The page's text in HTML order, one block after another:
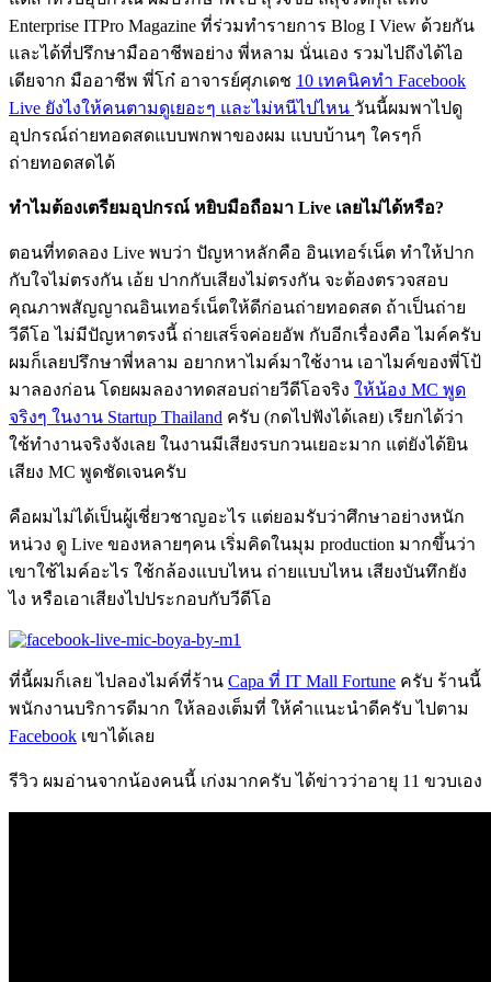
Enterprise ITPro Magazine ที่ร่วมทำรายการ Blog I View ด้วยกัน
และได้ที่ปรึกษามืออาชีพอย่าง พี่หลาม นั่นเอง รวมไปถึงได้ไอ
เดียจาก มืออาชีพ พี่โก๋ อาจารย์ศุภเดช 10 เทคนิคทำ Facebook
Live ยังไงให้คนตามดูเยอะๆ และไม่หนีไปไหน วันนี้ผมพาไปดู
อุปกรณ์ถ่ายทอดสดแบบพกพาของผม แบบบ้านๆ ใครๆก็
ถ่ายทอดสดได้
ทำไมต้องเตรียมอุปกรณ์ หยิบมือถือมา Live เลยไม่ได้หรือ?
ตอนที่ทดลอง Live พบว่า ปัญหาหลักคือ อินเทอร์เน็ต ทำให้ปาก
กับใจไม่ตรงกัน เอ้ย ปากกับเสียงไม่ตรงกัน จะต้องตรวจสอบ
คุณภาพสัญญาณอินเทอร์เน็ตให้ดีก่อนถ่ายทอดสด ถ้าเป็นถ่าย
วีดีโอ ไม่มีปัญหาตรงนี้ ถ่ายเสร็จค่อยอัพ กับอีกเรื่องคือ ไมค์ครับ
ผมก็เลยปรึกษาพี่หลาม อยากหาไมค์มาใช้งาน เอาไมค์ของพี่โป้
มาลองก่อน โดยผมลองาทดสอบถ่ายวีดีโอจริง ให้น้อง MC พูด
จริงๆ ในงาน Startup Thailand ครับ (กดไปฟังได้เลย) เรียกได้ว่า
ใช้ทำงานจริงจังเลย ในงานมีเสียงรบกวนเยอะมาก แต่ยังได้ยิน
เสียง MC พูดชัดเจนครับ
คือผมไม่ได้เป็นผู้เชี่ยวชาญอะไร แต่ยอมรับว่าศึกษาอย่างหนัก
หน่วง ดู Live ของหลายๆคน เริ่มคิดในมุม production มากขึ้นว่า
เขาใช้ไมค์อะไร ใช้กล้องแบบไหน ถ่ายแบบไหน เสียงบันทึกยัง
ไง หรือเอาเสียงไปประกอบกับวีดีโอ
ที่นี้ผมก็เลย ไปลองไมค์ที่ร้าน Capa ที่ IT Mall Fortune ครับ ร้านนี้
พนักงานบริการดีมาก ให้ลองเต็มที่ ให้คำแนะนำดีครับ ไปตาม
Facebook เขาได้เลย
รีวิว ผมอ่านจากน้องคนนี้ เก่งมากครับ ได้ข่าวว่าอายุ 11 ขวบเอง